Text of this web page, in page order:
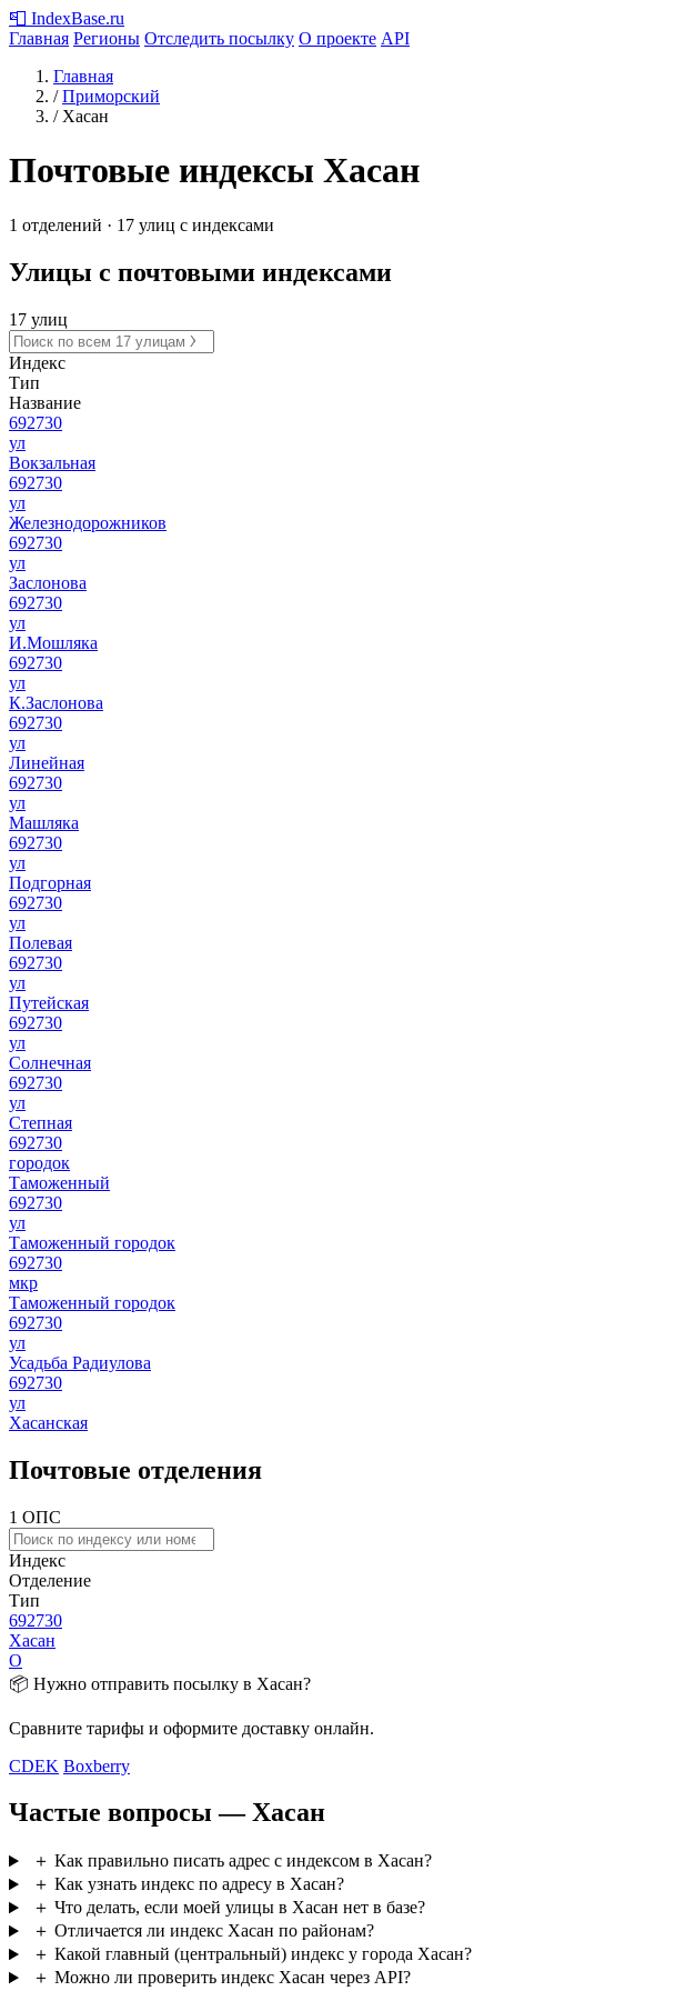
📮 IndexBase.ru
Главная Регионы Отследить посылку О проекте API
Главная
/ Приморский
/ Хасан
Почтовые индексы Хасан
1 отделений · 17 улиц с индексами
Улицы с почтовыми индексами
17 улиц
Индекс
Тип
Название
692730
ул
Вокзальная
692730
ул
Железнодорожников
692730
ул
Заслонова
692730
ул
И.Мошляка
692730
ул
К.Заслонова
692730
ул
Линейная
692730
ул
Машляка
692730
ул
Подгорная
692730
ул
Полевая
692730
ул
Путейская
692730
ул
Солнечная
692730
ул
Степная
692730
городок
Таможенный
692730
ул
Таможенный городок
692730
мкр
Таможенный городок
692730
ул
Усадьба Радиулова
692730
ул
Хасанская
Почтовые отделения
1 ОПС
Индекс
Отделение
Тип
692730
Хасан
О
📦 Нужно отправить посылку в Хасан?
Сравните тарифы и оформите доставку онлайн.
CDEK Boxberry
Частые вопросы — Хасан
＋ Как правильно писать адрес с индексом в Хасан?
＋ Как узнать индекс по адресу в Хасан?
＋ Что делать, если моей улицы в Хасан нет в базе?
＋ Отличается ли индекс Хасан по районам?
＋ Какой главный (центральный) индекс у города Хасан?
＋ Можно ли проверить индекс Хасан через API?